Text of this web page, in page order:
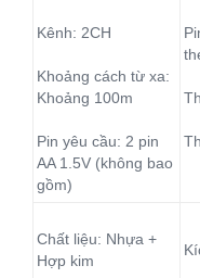
Kênh: 2CH
Khoảng cách từ xa:
Khoảng 100m
Pin yêu cầu: 2 pin
AA 1.5V (không bao
gồm)
Chất liệu: Nhựa +
Hợp kim